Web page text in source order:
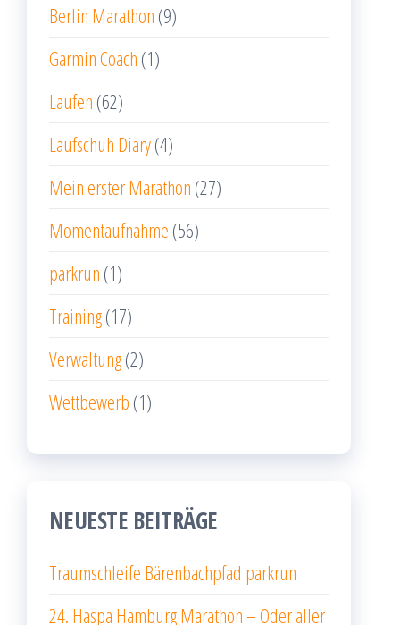
Berlin Marathon (9)
Garmin Coach (1)
Laufen (62)
Laufschuh Diary(4)
Mein erster Marathon (27)
Momentaufnahme (56)
parkrun (1)
Training(17)
Verwaltung(2)
Wettbewerb (1)
NEUESTE BEITRÄGE
Traumschleife Bärenbachpfad parkrun
24. Haspa Hamburg Marathon – Oder aller